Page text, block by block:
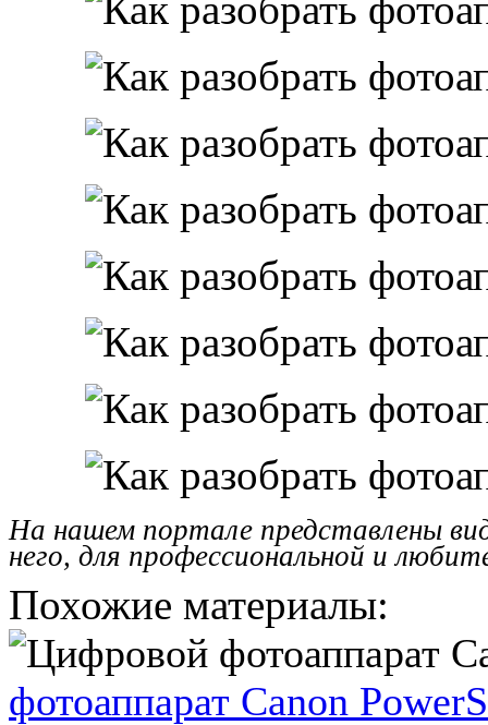
На нашем портале представлены
него, для профессиональной и
Похожие материалы:
фотоаппарат Canon